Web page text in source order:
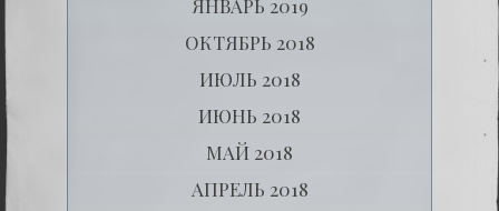
ЯНВАРЬ 2019
ОКТЯБРЬ 2018
ИЮЛЬ 2018
ИЮНЬ 2018
МАЙ 2018
АПРЕЛЬ 2018